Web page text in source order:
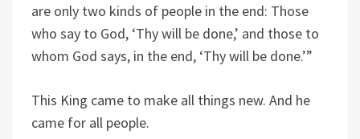
are only two kinds of people in the end: Those
who say to God, ‘Thy will be done,’ and those to
whom God says, in the end, ‘Thy will be done.’”
This King came to make all things new. And he
came for all people.